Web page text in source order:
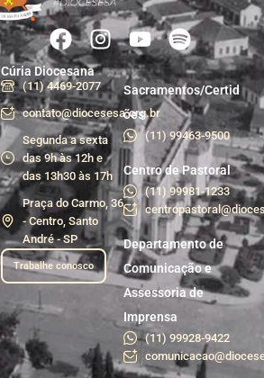
Cúria Diocesana
(11) 4469-2077
contato@diocesesa.org.br
Segunda a sexta
das 9h às 12h e
das 13h30 às 17h
Praça do Carmo, 36
- Centro, Santo
André - SP
Trabalhe conosco
Sacramentos/Certid
ões
(11) 99463-9500
Centro de Pastoral
(11) 99981-1233
Departamento de
Comunicação e
Assessoria de
Imprensa
(11) 99928-9422